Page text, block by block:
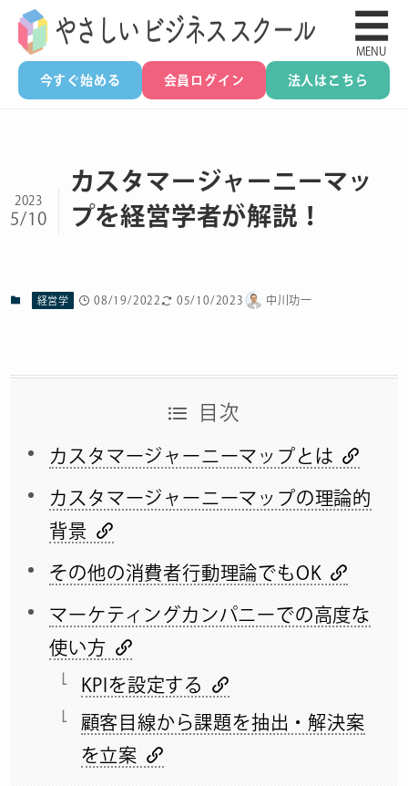
今すぐ始める 会員ログイン 法人はこちら
☰
MENU
カスタマージャーニーマッ
プを経営学者が解説！
2023
5/10
経営学 08/19/2022 05/10/2023 中川功一
目次
カスタマージャーニーマップとは
カスタマージャーニーマップの理論的
背景
その他の消費者行動理論でもOK
マーケティングカンパニーでの高度な
使い方
KPIを設定する
顧客目線から課題を抽出・解決案
を立案